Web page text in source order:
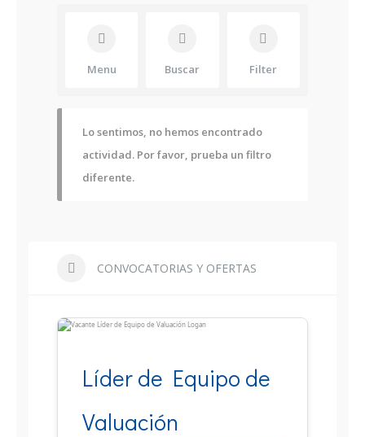
Menu Buscar Filter
Lo sentimos, no hemos encontrado
actividad. Por favor, prueba un filtro
diferente.
CONVOCATORIAS Y OFERTAS
Líder de Equipo de
Valuación